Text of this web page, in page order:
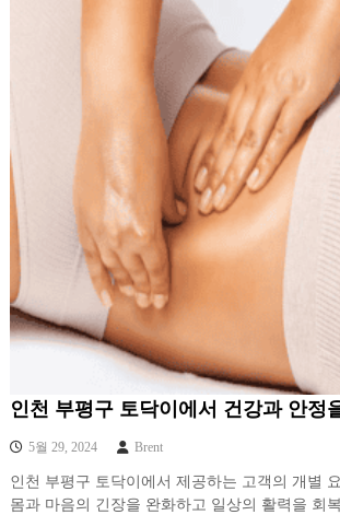
인천 부평구 토닥이에서 건강과 안정
5월 29, 2024 Brent
인천 부평구 토닥이에서 제공하는 고객의 개별
몸과 마음의 긴장을 완화하고 일상의 활력을 회